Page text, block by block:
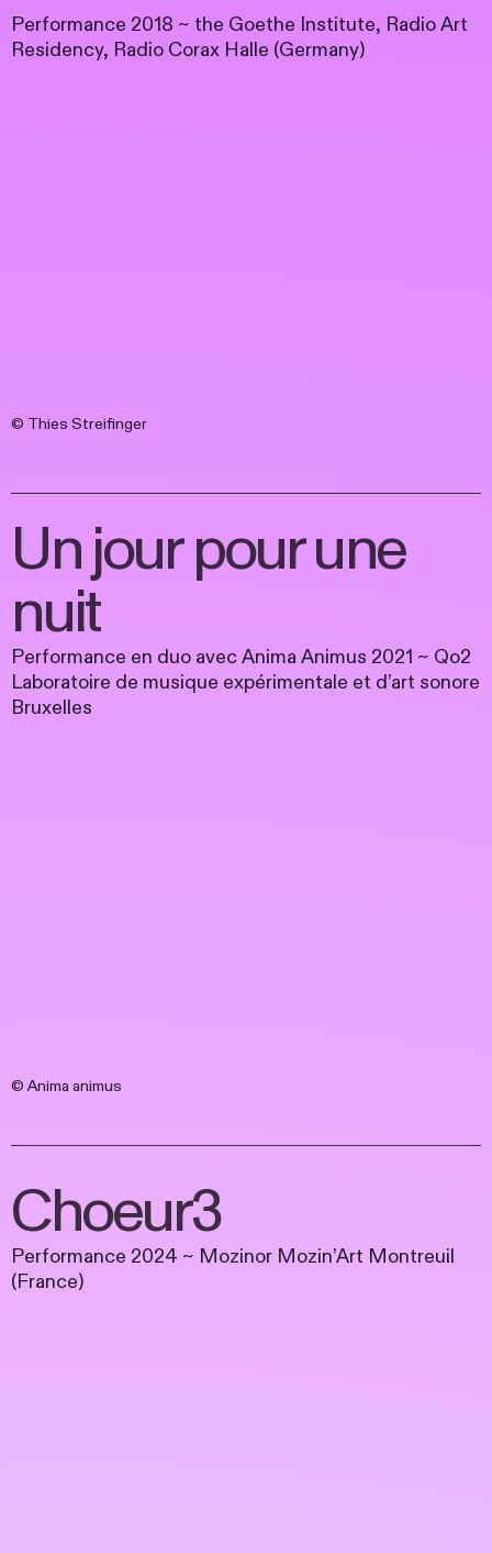
Performance 2018 ~ the Goethe Institute, Radio Art
Residency, Radio Corax Halle (Germany)
© Thies Streifinger
Un jour pour une
nuit
Performance en duo avec Anima Animus 2021 ~ Qo2
Laboratoire de musique expérimentale et d’art sonore
Bruxelles
© Anima animus
Choeur3
Performance 2024 ~ Mozinor Mozin’Art Montreuil
(France)